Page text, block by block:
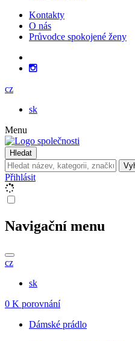
Kontakty
O nás
Průvodce spokojené ženy
cz
sk
Menu
Hledat
Přihlásit
Navigační menu
cz
sk
0 K porovnání
Dámské prádlo